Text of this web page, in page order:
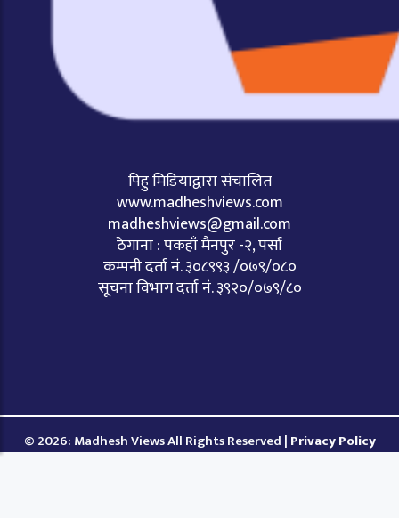
पिहु मिडियाद्वारा संचालित
www.madheshviews.com
madheshviews@gmail.com
ठेगाना : पकहाँ मैनपुर -२, पर्सा
कम्पनी दर्ता नं. ३०८९९३ /०७९/०८०
सूचना विभाग दर्ता नं. ३९२०/०७९/८०
© 2026: Madhesh Views All Rights Reserved | Privacy Policy